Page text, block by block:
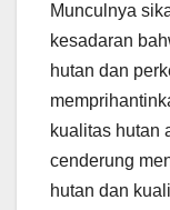
Munculnya
kesadaran
hutan dan
kualitas hutan
cenderung
hutan dan